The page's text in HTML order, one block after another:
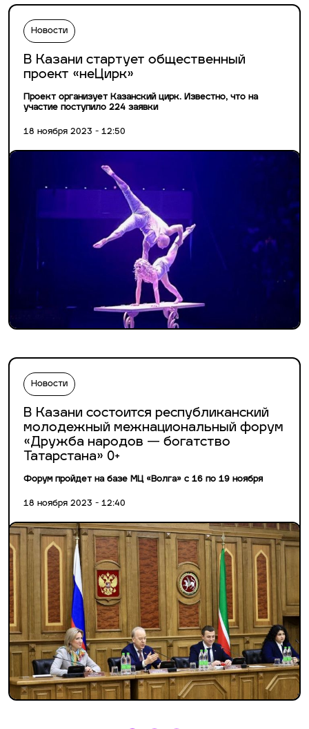
Новости
В Казани стартует общественный
проект «неЦирк»
Проект организует Казанский цирк. Известно, что на
участие поступило 224 заявки
18 ноября 2023 - 12:50
Новости
В Казани состоится республиканский
молодежный межнациональный форум
«Дружба народов — богатство
Татарстана» 0+
Форум пройдет на базе МЦ «Волга» с 16 по 19 ноября
18 ноября 2023 - 12:40